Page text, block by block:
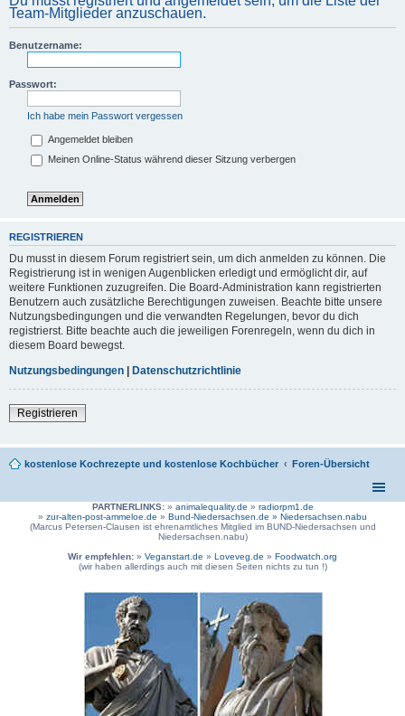
Team-Mitglieder anzuschauen.
Benutzername:
Passwort:
Ich habe mein Passwort vergessen
Angemeldet bleiben
Meinen Online-Status während dieser Sitzung verbergen
REGISTRIEREN
Du musst in diesem Forum registriert sein, um dich anmelden zu können. Die
Registrierung ist in wenigen Augenblicken erledigt und ermöglicht dir, auf
weitere Funktionen zuzugreifen. Die Board-Administration kann registrierten
Benutzern auch zusätzliche Berechtigungen zuweisen. Beachte bitte unsere
Nutzungsbedingungen und die verwandten Regelungen, bevor du dich
registrierst. Bitte beachte auch die jeweiligen Forenregeln, wenn du dich in
diesem Board bewegst.
Nutzungsbedingungen | Datenschutzrichtlinie
Registrieren
kostenlose Kochrezepte und kostenlose Kochbücher Foren-Übersicht
PARTNERLINKS:» animalequality.de » radiorpm1.de
» zur-alten-post-ammeloe.de » Bund-Niedersachsen.de » Niedersachsen.nabu
(Marcus Petersen-Clausen ist ehrenamtliches Mitglied im BUND-Niedersachsen und
Niedersachsen.nabu)
Wir empfehlen: » Veganstart.de » Loveveg.de » Foodwatch.org
(wir haben allerdings auch mit diesen Seiten nichts zu tun !)